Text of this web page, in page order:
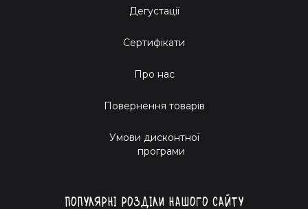
Дегустації
Сертифікати
Про нас
Повернення товарів
Умови дисконтної
програми
Популярні розділи нашого сайту